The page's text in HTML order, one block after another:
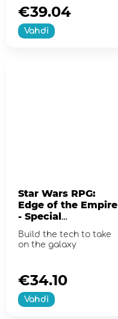
Vahdi
€39.04
Star Wars RPG:
Edge of the Empire
- Special
Build the tech to take
on the galaxy
Vahdi
€34.10